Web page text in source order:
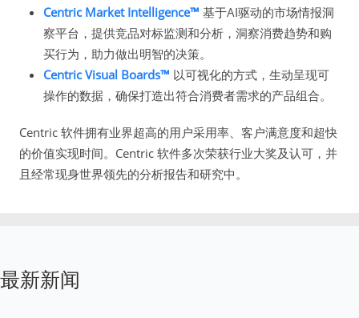
Centric Market Intelligence™ 基于AI驱动的市场情报洞
察平台，提供竞品对标监测和分析，洞察消费趋势和购
买行为，助力做出明智的决策。
Centric Visual Boards™ 以可视化的方式，生动呈现可
操作的数据，确保打造出符合消费者需求的产品组合。
Centric 软件拥有业界超高的用户采用率、客户满意度和超快
的价值实现时间。Centric 软件多次荣获行业大奖及认可，并
且经常现身世界领先的分析报告和研究中。
最新新闻